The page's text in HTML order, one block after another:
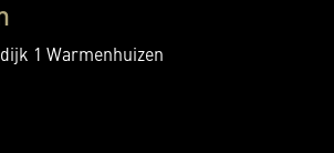
1 Warmenhuizen